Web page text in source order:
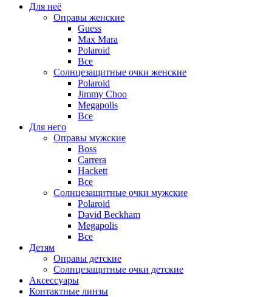
Для неё
Оправы женские
Guess
Max Mara
Polaroid
Все
Солнцезащитные очки женские
Polaroid
Jimmy Choo
Megapolis
Все
Для него
Оправы мужские
Boss
Carrera
Hackett
Все
Солнцезащитные очки мужские
Polaroid
David Beckham
Megapolis
Все
Детям
Оправы детские
Солнцезащитные очки детские
Аксессуары
Контактные линзы